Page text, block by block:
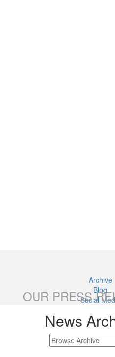
Archive
Blog
Social
OUR PRESS
News